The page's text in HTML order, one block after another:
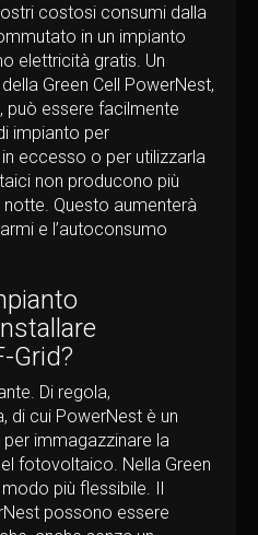
costosi consumi dalla
in un impianto
elettricità gratis. Un
Green Cell PowerNest,
essere facilmente
impianto per
eccesso o per utilizzarla
non producono più
Questo aumenterà
e l’autoconsumo
Grid?
Di regola,
di cui PowerNest è un
immagazzinare la
fotovoltaico. Nella Green
più flessibile. Il
possono essere